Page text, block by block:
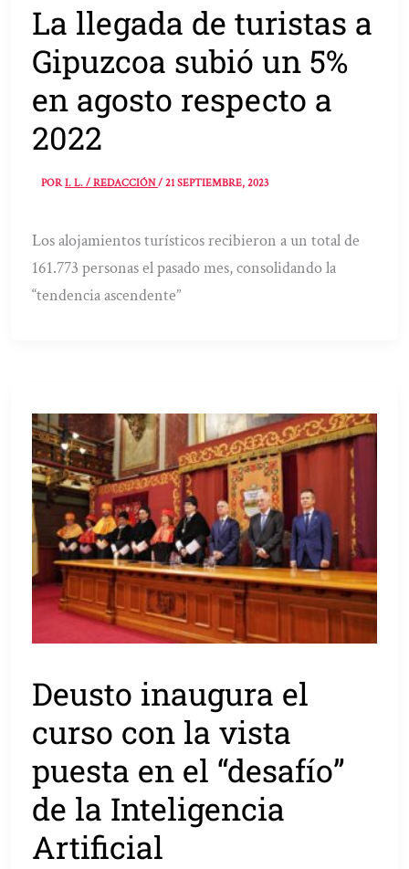
La llegada de turistas a
Gipuzcoa subió un 5%
en agosto respecto a
2022
PORI. L. / REDACCIÓN/21 SEPTIEMBRE, 2023
Los alojamientos turísticos recibieron a un total de
161.773 personas el pasado mes, consolidando la
“tendencia ascendente”
Deusto inaugura el
curso con la vista
puesta en el “desafío”
de la Inteligencia
Artificial